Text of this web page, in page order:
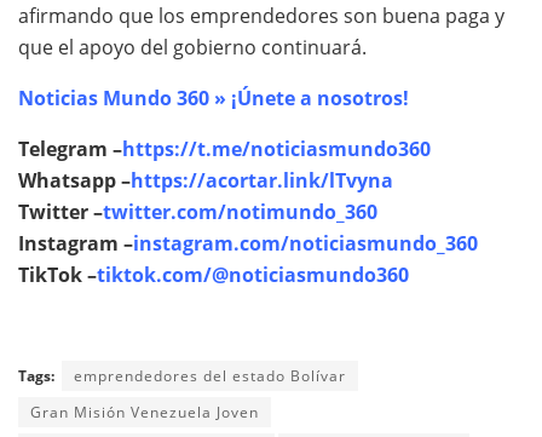
afirmando que los emprendedores son buena paga y
que el apoyo del gobierno continuará.
Noticias Mundo 360 » ¡Únete a nosotros!
Telegram –https://t.me/noticiasmundo360
Whatsapp –https://acortar.link/lTvyna
Twitter –twitter.com/notimundo_360
Instagram –instagram.com/noticiasmundo_360
TikTok –tiktok.com/@noticiasmundo360
Tags:
emprendedores del estado Bolívar
Gran Misión Venezuela Joven